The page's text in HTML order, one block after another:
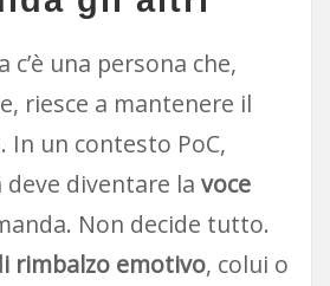
una persona che,
riesce a mantenere il
In un contesto PoC,
diventare la voce
Non decide tutto.
rimbalzo emotivo, colui o